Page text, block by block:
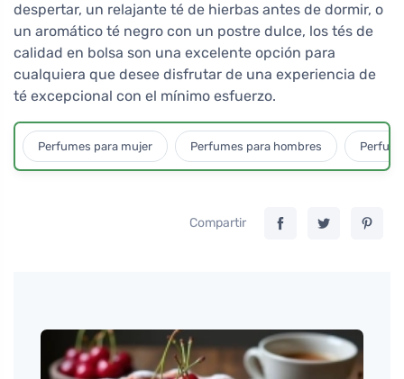
despertar, un relajante té de hierbas antes de dormir, o
un aromático té negro con un postre dulce, los tés de
calidad en bolsa son una excelente opción para
cualquiera que desee disfrutar de una experiencia de
té excepcional con el mínimo esfuerzo.
Perfumes para mujer Perfumes para hombres
Compartir